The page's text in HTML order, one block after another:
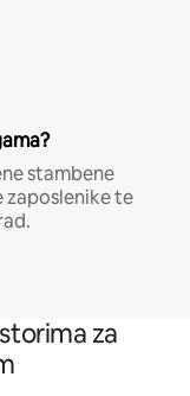
stambene
zaposlenike te
za